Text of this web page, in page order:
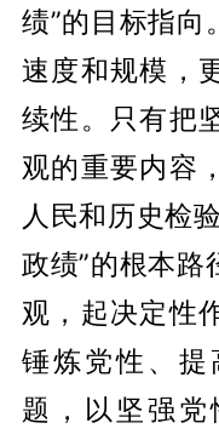
绩”的目标指向
速度和规模，
续性。只有把
观的重要内容
人民和历史检
政绩”的根本路
观，起决定性
锤炼党性、提
题，以坚强